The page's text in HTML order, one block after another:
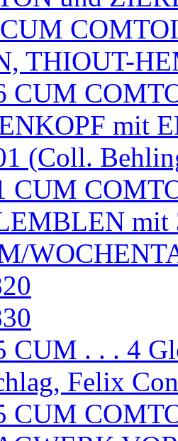
THIOUT-
CUM
mit
(Coll.
CUM
mit
CUM . . . 4
Felix
CUM